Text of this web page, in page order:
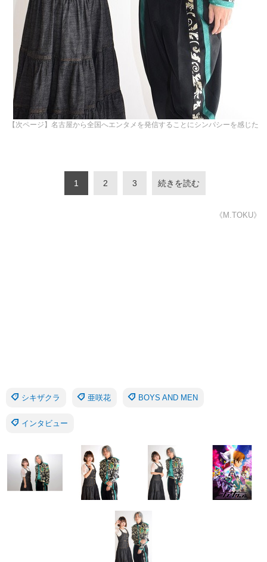
【次ページ】名古屋から全国へエンタメを発信することにシンパシーを感じた
1 2 3 続きを読む
《M.TOKU》
シキザクラ 亜咲花 BOYS AND MEN
インタビュー